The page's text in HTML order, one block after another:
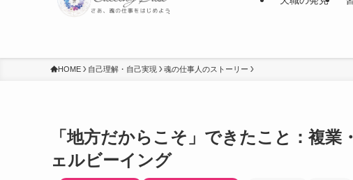
HOME 自己理解・自己実現 魂の仕事人のストーリー
「地方だからこそ」できたこと：複
ェルビーイング